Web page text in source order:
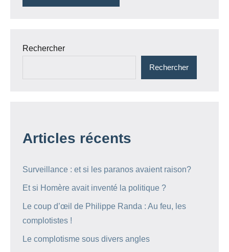
Rechercher
Rechercher
Articles récents
Surveillance : et si les paranos avaient raison?
Et si Homère avait inventé la politique ?
Le coup d’œil de Philippe Randa : Au feu, les
complotistes !
Le complotisme sous divers angles